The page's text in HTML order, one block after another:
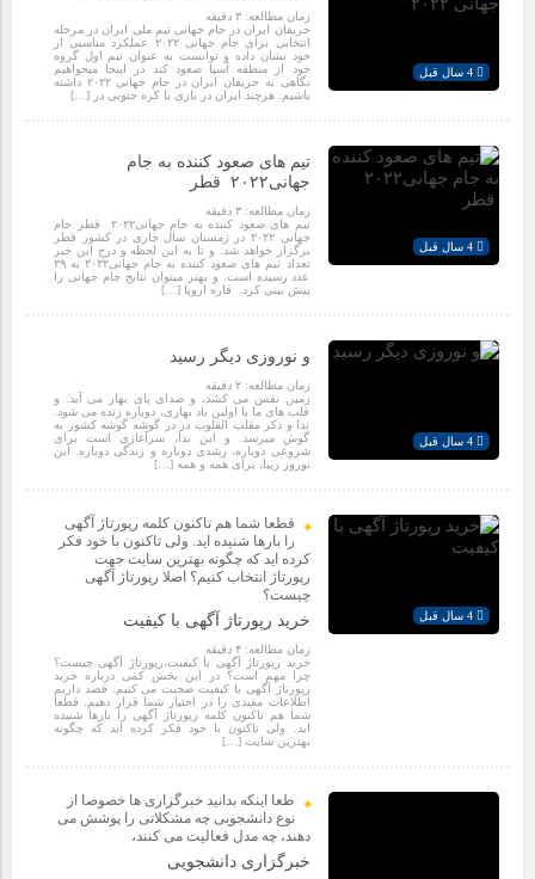
زمان مطالعه:۳ دقیقه
حریفان ایران در جام جهانی تیم ملی ایران در مرحله
انتخابی برای جام جهانی ۲۰۲۲ عملکرد مناسبی از
خود نشان داده و توانست به عنوان تیم اول گروه
خود از منطقه آسیا صعود کند در اینجا میخواهیم
نگاهی به حریفان ایران در جام جهانی ۲۰۲۲ داشته
باشیم. هرچند ایران در بازی با کره جنوبی در […]
تیم های صعود کننده به جام
جهانی۲۰۲۲ قطر
زمان مطالعه:۳ دقیقه
تیم های صعود کننده به جام جهانی۲۰۲۲ قطر جام
جهانی ۲۰۲۲ در زمستان سال جاری در کشور قطر
برگزار خواهد شد. و تا به این لحظه و درج این خبر
تعداد تیم های صعود کننده به جام جهانی۲۰۲۲ به ۲۹
عدد رسیده است. و بهتر میتوان نتایج جام جهانی را
پیش بینی کرد. قاره اروپا […]
و نوروزی دیگر رسید
زمان مطالعه:۲ دقیقه
زمین نفس می کشد، و صدای پای بهار می آید. و
قلب های ما با اولین باد بهاری، دوباره زنده می شود.
ندا و ذکر مقلب القلوب در در گوشه گوشه کشور به
گوش میرسد. و این ندا، سرآغازی است برای
شروعی دوباره، رشدی دوباره و زندگی دوباره. این
نوروز زیبا، برای همه و همه […]
قطعا شما هم تاکنون کلمه رپورتاژ آگهی
را بارها شنیده اید. ولی تاکنون با خود فکر
کرده اید که چگونه بهترین سایت جهت
رپورتاژ انتخاب کنیم؟ اصلا رپورتاژ آگهی
چیست؟
خرید رپورتاژ آگهی با کیفیت
زمان مطالعه:۴ دقیقه
خرید رپورتاژ آگهی با کیفیت،رپورتاژ آگهی چیست؟
چرا مهم است؟ در این بخش کمی درباره خرید
رپورتاژ آگهی با کیفیت صحبت می کنیم. قصد داریم
اطلاعات مفیدی را در اختیار شما قرار دهیم. قطعا
شما هم تاکنون کلمه رپورتاژ آگهی را بارها شنیده
اید. ولی تاکنون با خود فکر کرده اید که چگونه
بهترین سایت […]
طعا اینکه بدانید خبرگزاری ها خصوصا از
نوع دانشجویی چه مشکلاتی را پوشش می
دهند، چه مدل فعالیت می کنند،
خبرگزاری دانشجویی